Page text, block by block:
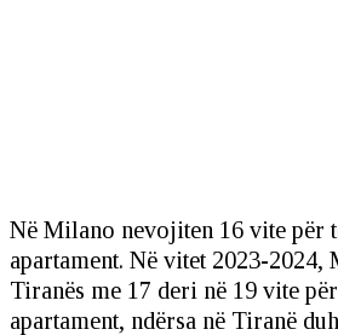
Në Milano nevojiten 16 vite për
apartament. Në vitet 2023-2024,
Tiranës me 17 deri në 19 vite
apartament, ndërsa në Tiranë